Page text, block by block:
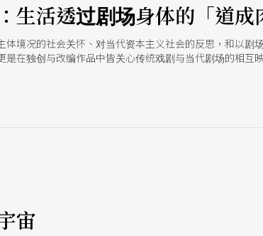
生活透过剧场身体的「道成
体境况的社会关怀、对当代资本主义社会的反思，和以剧
是在独创与改编作品中皆关心传统戏剧与当代剧场的相互
法，不断在与其他体系相会之下，持续变形、深化。 于
移动与融合；或是作品回应社会议题与身分认同的艺术
界的理解。此经验不仅是主动的意识，也经由被动的综
不是我』或许隐隐意识到内在有个非常惶恐，不晓得如
自序。我们似乎终于有机会稍微窥见创作者自述的内在
品累积下的蛛丝马迹。 其中「理直气壮」这形容特别引
来说，作品与剧场创作是梳理他我关系、自己与世界的关
手机，店里总会放报纸让客人配饭吃，它也成为高俊耀认
宙